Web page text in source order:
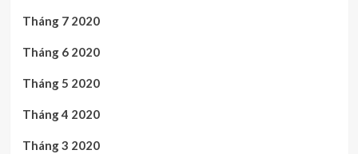
Tháng 7 2020
Tháng 6 2020
Tháng 5 2020
Tháng 4 2020
Tháng 3 2020